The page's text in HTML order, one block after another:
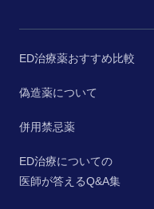
ED治療薬おすすめ比較
偽造薬について
併用禁忌薬
ED治療についての
医師が答えるQ&A集